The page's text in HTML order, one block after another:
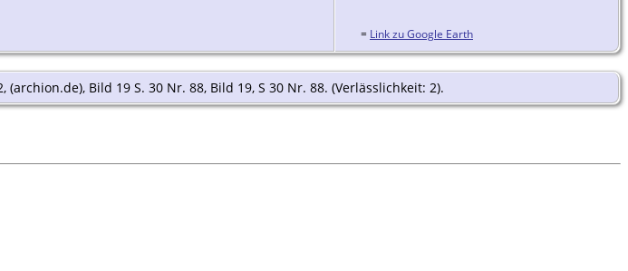
= Link zu Google Earth
Bild 19 S. 30 Nr. 88, Bild 19, S 30 Nr. 88. (Verlässlichkeit: 2).